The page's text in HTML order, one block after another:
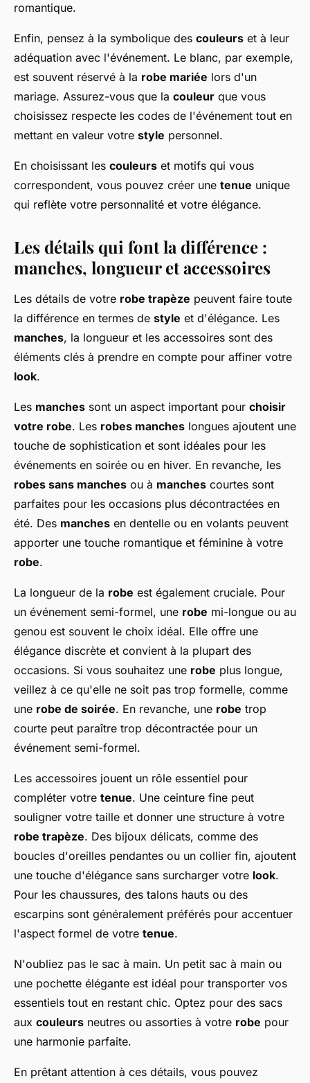
romantique.
Enfin, pensez à la symbolique des couleurs et à leur
adéquation avec l'événement. Le blanc, par exemple,
est souvent réservé à la robe mariée lors d'un
mariage. Assurez-vous que la couleur que vous
choisissez respecte les codes de l'événement tout en
mettant en valeur votre style personnel.
En choisissant les couleurs et motifs qui vous
correspondent, vous pouvez créer une tenue unique
qui reflète votre personnalité et votre élégance.
Les détails qui font la différence :
manches, longueur et accessoires
Les détails de votre robe trapèze peuvent faire toute
la différence en termes de style et d'élégance. Les
manches, la longueur et les accessoires sont des
éléments clés à prendre en compte pour affiner votre
look.
Les manches sont un aspect important pour choisir
votre robe. Les robes manches longues ajoutent une
touche de sophistication et sont idéales pour les
événements en soirée ou en hiver. En revanche, les
robes sans manches ou à manches courtes sont
parfaites pour les occasions plus décontractées en
été. Des manches en dentelle ou en volants peuvent
apporter une touche romantique et féminine à votre
robe.
La longueur de la robe est également cruciale. Pour
un événement semi-formel, une robe mi-longue ou au
genou est souvent le choix idéal. Elle offre une
élégance discrète et convient à la plupart des
occasions. Si vous souhaitez une robe plus longue,
veillez à ce qu'elle ne soit pas trop formelle, comme
une robe de soirée. En revanche, une robe trop
courte peut paraître trop décontractée pour un
événement semi-formel.
Les accessoires jouent un rôle essentiel pour
compléter votre tenue. Une ceinture fine peut
souligner votre taille et donner une structure à votre
robe trapèze. Des bijoux délicats, comme des
boucles d'oreilles pendantes ou un collier fin, ajoutent
une touche d'élégance sans surcharger votre look.
Pour les chaussures, des talons hauts ou des
escarpins sont généralement préférés pour accentuer
l'aspect formel de votre tenue.
N'oubliez pas le sac à main. Un petit sac à main ou
une pochette élégante est idéal pour transporter vos
essentiels tout en restant chic. Optez pour des sacs
aux couleurs neutres ou assorties à votre robe pour
une harmonie parfaite.
En prêtant attention à ces détails, vous pouvez